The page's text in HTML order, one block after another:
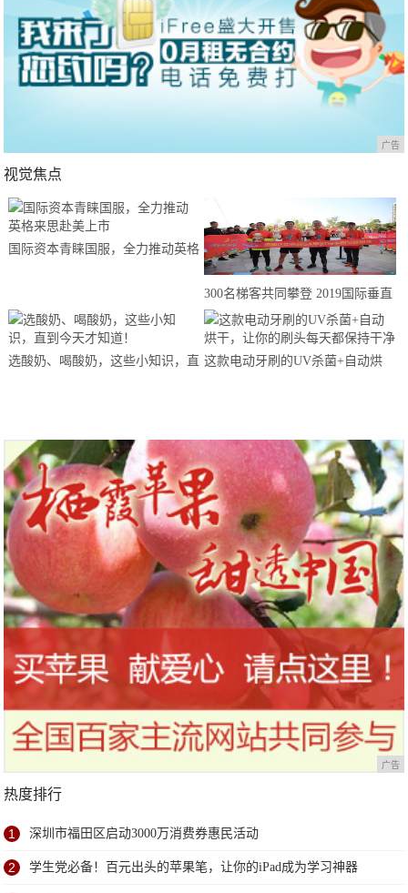
广告
视觉焦点
国际资本青睐国服，全力推动英格
300名梯客共同攀登 2019国际垂直
马拉松超级精英赛顺德海骏达中心
站欢乐开跑
选酸奶、喝酸奶，这些小知识，直 这款电动牙刷的UV杀菌+自动烘
广告
热度排行
1 深圳市福田区启动3000万消费券惠民活动
2 学生党必备！百元出头的苹果笔，让你的iPad成为学习神器